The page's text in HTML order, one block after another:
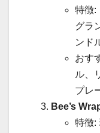
特徴:
グラ
ンド
おす
ル、
プレ
Bee’s
特徴: